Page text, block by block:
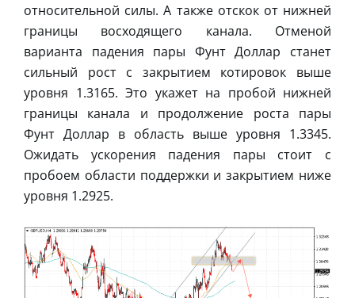
относительной силы. А также отскок от нижней
границы восходящего канала. Отменой
варианта падения пары Фунт Доллар станет
сильный рост с закрытием котировок выше
уровня 1.3165. Это укажет на пробой нижней
границы канала и продолжение роста пары
Фунт Доллар в область выше уровня 1.3345.
Ожидать ускорения падения пары стоит с
пробоем области поддержки и закрытием ниже
уровня 1.2925.